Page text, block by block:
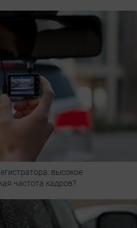
высокое
частота кадров?